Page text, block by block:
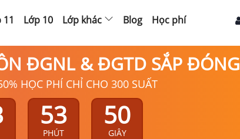
11 Lớp 10 Lớp khác Blog Học phí
ĐGNL & ĐGTD SẮP ĐÓNG
HỌC PHÍ CHỈ CHO 300 SUẤT
53
PHÚT
49
GIÂY